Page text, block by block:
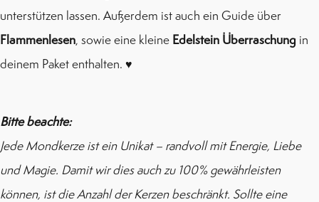
unterstützen lassen. Außerdem ist auch ein Guide über
Flammenlesen, sowie eine kleine Edelstein Überraschung in
deinem Paket enthalten. ♥
Bitte beachte:
Jede Mondkerze ist ein Unikat – randvoll mit Energie, Liebe
und Magie. Damit wir dies auch zu 100% gewährleisten
können, ist die Anzahl der Kerzen beschränkt. Sollte eine